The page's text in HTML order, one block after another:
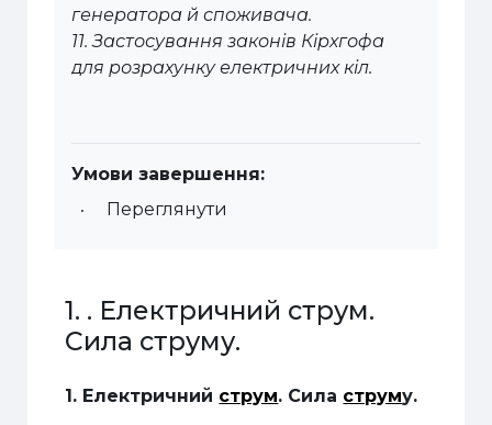
генератора й споживача.
11. Застосування законів Кірхгофа
для розрахунку електричних кіл.
Умови завершення:
Переглянути
1. . Електричний струм.
Сила струму.
1. Електричний струм. Сила струму.